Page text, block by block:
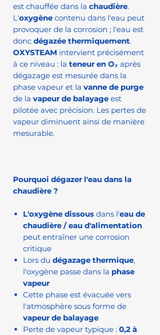
est chauffée dans la chaudière.
L'oxygène contenu dans l'eau peut
provoquer de la corrosion ; l'eau est
donc dégazée thermiquement.
OXYSTEAM intervient précisément
à ce niveau : la teneur en O₂ après
dégazage est mesurée dans la
phase vapeur et la vanne de purge
de la vapeur de balayage est
pilotée avec précision. Les pertes de
vapeur diminuent ainsi de manière
mesurable.
Pourquoi dégazer l'eau dans la
chaudière ?
L'oxygène dissous dans l'eau de
chaudière / eau d'alimentation
peut entraîner une corrosion
critique
Lors du dégazage thermique,
l'oxygène passe dans la phase
vapeur
Cette phase est évacuée vers
l'atmosphère sous forme de
vapeur de balayage
Perte de vapeur typique : 0,2 à